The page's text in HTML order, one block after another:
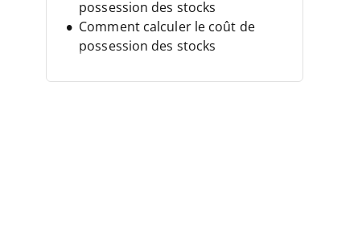
possession des stocks
Comment calculer le coût de
possession des stocks
de possession des stocks